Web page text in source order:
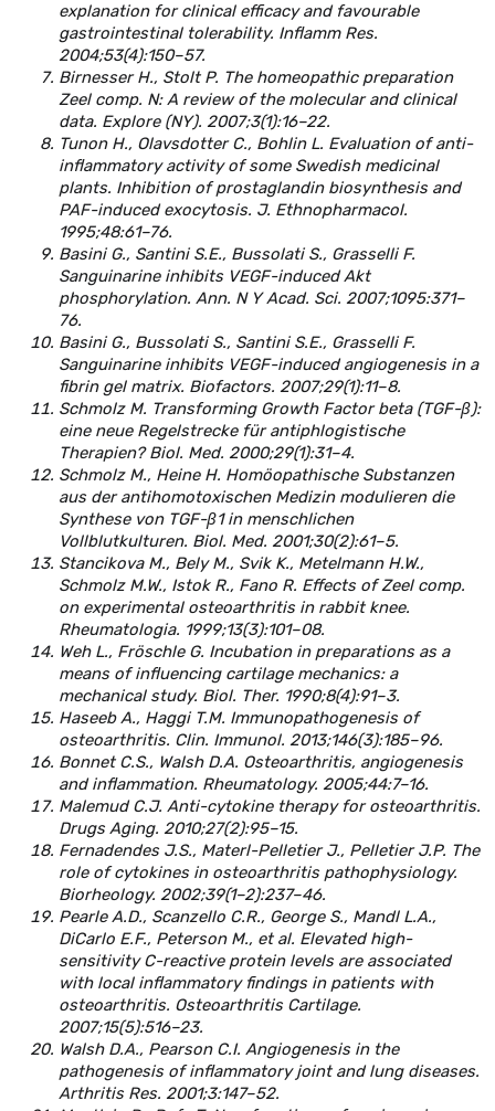
explanation for clinical efficacy and favourable
gastrointestinal tolerability. Inflamm Res.
2004;53(4):150–57.
Birnesser H., Stolt P. The homeopathic preparation
Zeel comp. N: A review of the molecular and clinical
data. Explore (NY). 2007;3(1):16–22.
Tunon H., Olavsdotter C., Bohlin L. Evaluation of anti-
inflammatory activity of some Swedish medicinal
plants. Inhibition of prostaglandin biosynthesis and
PAF-induced exocytosis. J. Ethnopharmacol.
1995;48:61–76.
Basini G., Santini S.E., Bussolati S., Grasselli F.
Sanguinarine inhibits VEGF-induced Akt
phosphorylation. Ann. N Y Acad. Sci. 2007;1095:371–
76.
Basini G., Bussolati S., Santini S.E., Grasselli F.
Sanguinarine inhibits VEGF-induced angiogenesis in a
fibrin gel matrix. Biofactors. 2007;29(1):11–8.
Schmolz M. Transforming Growth Factor beta (TGF-β):
eine neue Regelstrecke für antiphlogistische
Therapien? Biol. Med. 2000;29(1):31–4.
Schmolz M., Heine H. Homöopathische Substanzen
aus der antihomotoxischen Medizin modulieren die
Synthese von TGF-β1 in menschlichen
Vollblutkulturen. Biol. Med. 2001;30(2):61–5.
Stancikova M., Bely M., Svik K., Metelmann H.W.,
Schmolz M.W., Istok R., Fano R. Effects of Zeel comp.
on experimental osteoarthritis in rabbit knee.
Rheumatologia. 1999;13(3):101–08.
Weh L., Fröschle G. Incubation in preparations as a
means of influencing cartilage mechanics: a
mechanical study. Biol. Ther. 1990;8(4):91–3.
Haseeb A., Haggi T.M. Immunopathogenesis of
osteoarthritis. Clin. Immunol. 2013;146(3):185–96.
Bonnet C.S., Walsh D.A. Osteoarthritis, angiogenesis
and inflammation. Rheumatology. 2005;44:7–16.
Malemud C.J. Anti-cytokine therapy for osteoarthritis.
Drugs Aging. 2010;27(2):95–15.
Fernadendes J.S., Materl-Pelletier J., Pelletier J.P. The
role of cytokines in osteoarthritis pathophysiology.
Biorheology. 2002;39(1–2):237–46.
Pearle A.D., Scanzello C.R., George S., Mandl L.A.,
DiCarlo E.F., Peterson M., et al. Elevated high-
sensitivity C-reactive protein levels are associated
with local inflammatory findings in patients with
osteoarthritis. Osteoarthritis Cartilage.
2007;15(5):516–23.
Walsh D.A., Pearson C.I. Angiogenesis in the
pathogenesis of inflammatory joint and lung diseases.
Arthritis Res. 2001;3:147–52.